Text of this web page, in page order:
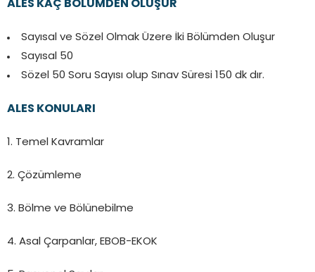
ALES KAÇ BÖLÜMDEN OLUŞUR
Sayısal ve Sözel Olmak Üzere İki Bölümden Oluşur
Sayısal 50
Sözel 50 Soru Sayısı olup Sınav Süresi 150 dk dır.
ALES KONULARI
1. Temel Kavramlar
2. Çözümleme
3. Bölme ve Bölünebilme
4. Asal Çarpanlar, EBOB-EKOK